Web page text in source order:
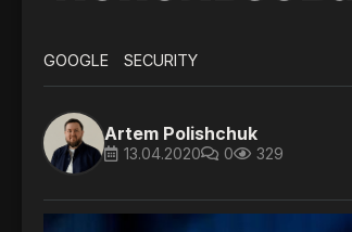
GOOGLE SECURITY
Artem Polishchuk
13.04.2020 0 329